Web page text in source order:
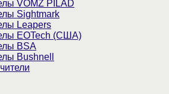
VOMZ PILAD
Sightmark
Leapers
EOTech (США)
BSA
Bushnell